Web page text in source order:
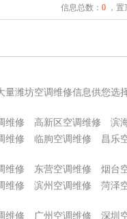
信息总数： 0，置
潍坊空调维修信息供您选
维修 高新区空调维修 滨
维修 临朐空调维修 昌乐
维修 东营空调维修 烟台
维修 滨州空调维修 菏泽
维修 广州空调维修 深圳